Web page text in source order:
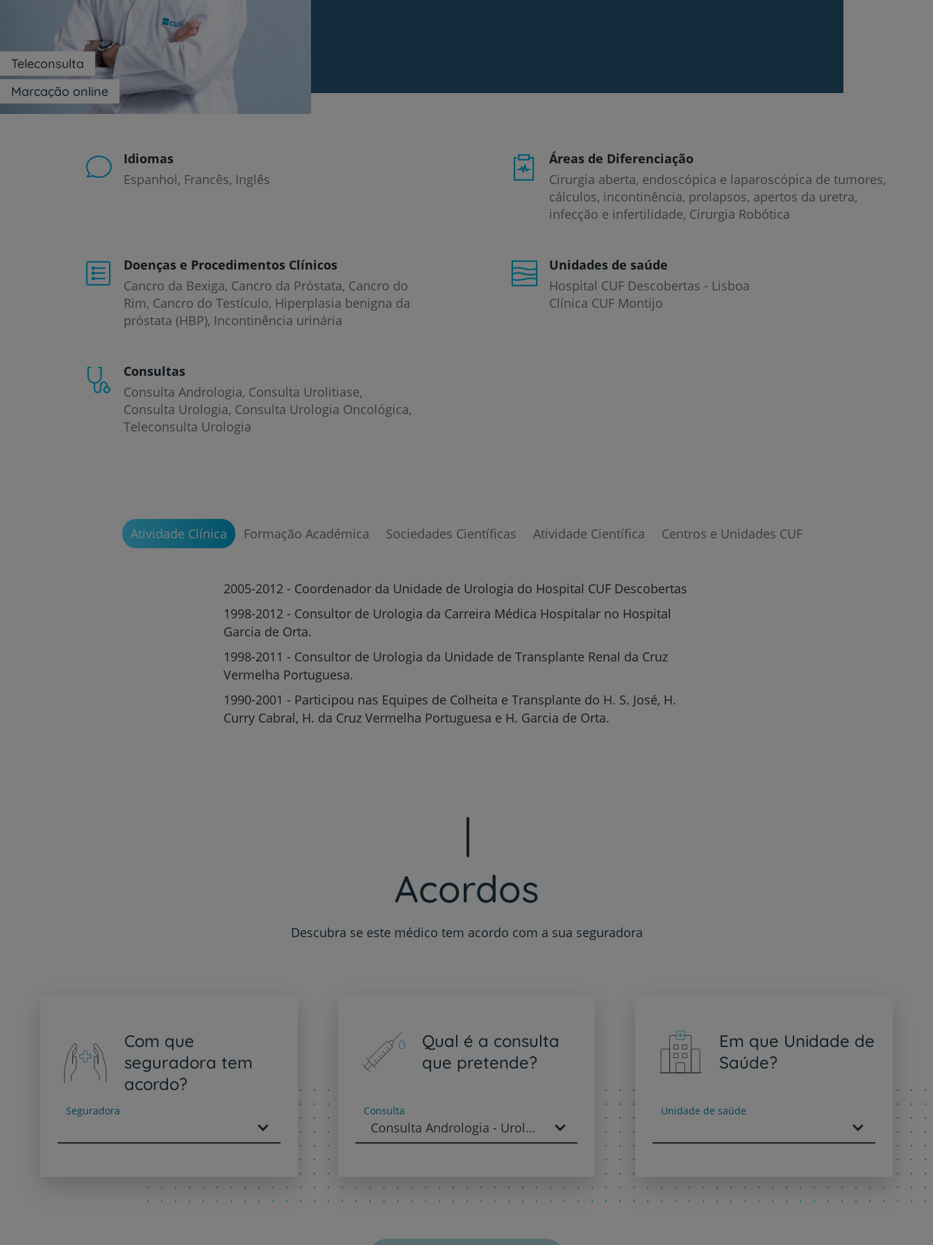
Pressione
Control-
F10
para
abrir
Serviços CUF
Plano +CUF
CUF Academic Center
Para profissionais
Sobre nós
Contacte-nos
Marcação online
Teleconsulta
Idiomas
Espanhol Francês Inglês
Áreas de Diferenciação
Cirurgia aberta, endoscópica e laparoscópica de tumores,
cálculos, incontinência, prolapsos, apertos da uretra,
infecção e infertilidade, Cirurgia Robótica
Doenças e Procedimentos Clínicos
Cancro da Bexiga Cancro da Próstata Cancro do
Rim Cancro do Testículo Hiperplasia benigna da
próstata (HBP) Incontinência urinária
Unidades de saúde
Hospital CUF Descobertas - Lisboa
Clínica CUF Montijo
Consultas
Consulta Andrologia Consulta Urolitiase
Consulta Urologia Consulta Urologia Oncológica
Teleconsulta Urologia
Atividade Clínica Formação Académica Sociedades Científicas Atividade Científica Centros e Unidades CUF
2005-2012 - Coordenador da Unidade de Urologia do Hospital CUF Descobertas
1998-2012 - Consultor de Urologia da Carreira Médica Hospitalar no Hospital
Garcia de Orta.
1998-2011 - Consultor de Urologia da Unidade de Transplante Renal da Cruz
Vermelha Portuguesa.
1990-2001 - Participou nas Equipes de Colheita e Transplante do H. S. José, H.
Curry Cabral, H. da Cruz Vermelha Portuguesa e H. Garcia de Orta.
Acordos
Descubra se este médico tem acordo com a sua seguradora
Com que
seguradora tem
acordo?
Seguradora
Qual é a consulta
que pretende?
Consulta
Consulta Andrologia - Urologia
Em que Unidade de
Saúde?
Unidade de saúde